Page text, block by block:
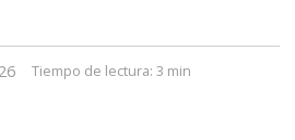
Tiempo de lectura: 3 min